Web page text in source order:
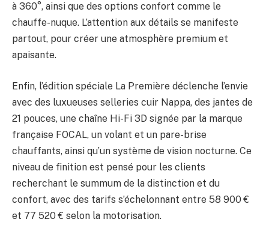
à 360°, ainsi que des options confort comme le
chauffe-nuque. L’attention aux détails se manifeste
partout, pour créer une atmosphère premium et
apaisante.
Enfin, l’édition spéciale La Première déclenche l’envie
avec des luxueuses selleries cuir Nappa, des jantes de
21 pouces, une chaîne Hi-Fi 3D signée par la marque
française FOCAL, un volant et un pare-brise
chauffants, ainsi qu’un système de vision nocturne. Ce
niveau de finition est pensé pour les clients
recherchant le summum de la distinction et du
confort, avec des tarifs s’échelonnant entre 58 900 €
et 77 520 € selon la motorisation.